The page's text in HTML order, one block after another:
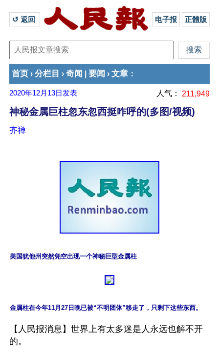
↺ 返回 电子报 正體版
首页 › 分栏目 › 奇闻 要闻 › 文章 ：
2020年12月13日 发表 人气： 211,949
神秘金属巨柱忽东忽西挺咋呼的(多图/视频)
齐禅
美国犹他州突然凭空出现一个神秘巨型金属柱
金属柱在今年11月27日晚已被“不明团体”移走了，只剩下这些东西。
【人民报消息】世界上有太多迷是人永远也解不开
的。